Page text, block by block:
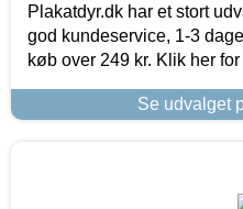
Plakatdyr.dk har et stort
god kundeservice, 1-3
køb over 249 kr. Klik her
Se udvalget